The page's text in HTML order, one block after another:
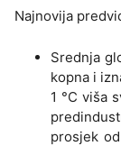
Najnovija
Srednja
kopna i
1 °C viša
prosjek